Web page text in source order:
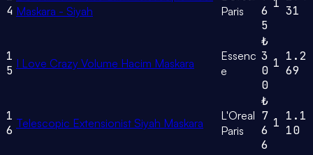
4 Maskara - Siyah
Paris
6
5
1
31
1
5 I Love Crazy Volume Hacim Maskara
Essenc
e
₺
3
0
0
1 1.2
69
1
6 Telescopic Extensionist Siyah Maskara
L'Oreal
Paris
₺
7
6
6
1 1.1
10